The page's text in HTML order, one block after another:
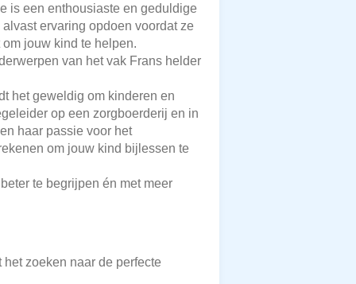
is een enthousiaste en geduldige
ervaring opdoen voordat ze
jouw kind te helpen.
van het vak Frans helder
het geweldig om kinderen en
op een zorgboerderij en in
haar passie voor het
om jouw kind bijlessen te
te begrijpen én met meer
zoeken naar de perfecte